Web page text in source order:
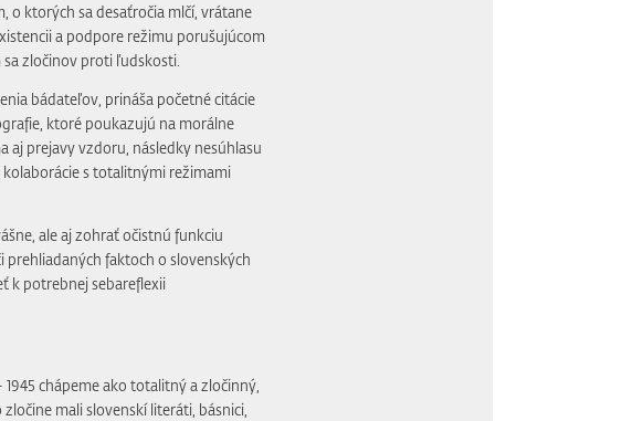
o ktorých sa desaťročia mlčí, vrátane
a podpore režimu porušujúcom
zločinov proti ľudskosti.
bádateľov, prináša početné citácie
ktoré poukazujú na morálne
aj prejavy vzdoru, následky nesúhlasu
s totalitnými režimami
ale aj zohrať očistnú funkciu
faktoch o slovenských
k potrebnej sebareflexii
1945 chápeme ako totalitný a zločinný,
mali slovenskí literáti, básnici,